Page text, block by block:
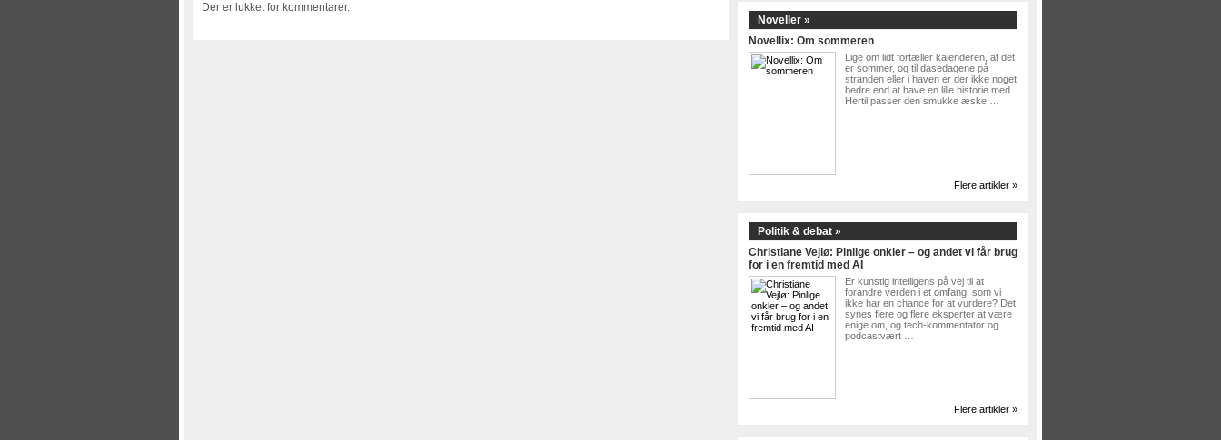
Der er lukket for kommentarer.
Noveller »
Novellix: Om sommeren
Lige om lidt fortæller kalenderen, at det
er sommer, og til dasedagene på
stranden eller i haven er der ikke noget
bedre end at have en lille historie med.
Hertil passer den smukke æske …
Flere artikler »
Politik & debat »
Christiane Vejlø: Pinlige onkler – og andet vi får brug
for i en fremtid med AI
Er kunstig intelligens på vej til at
forandre verden i et omfang, som vi
ikke har en chance for at vurdere? Det
synes flere og flere eksperter at være
enige om, og tech-kommentator og
podcastvært …
Flere artikler »